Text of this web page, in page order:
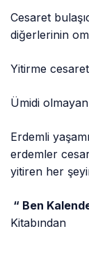
Cesaret
diğerlerinin
Yitirme
Ümidi
Erdemli
erdemler
yitiren her
“ Ben
Kitabından